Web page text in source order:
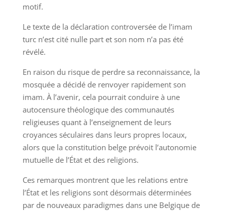
motif.
Le texte de la déclaration controversée de l’imam
turc n’est cité nulle part et son nom n’a pas été
révélé.
En raison du risque de perdre sa reconnaissance, la
mosquée a décidé de renvoyer rapidement son
imam. À l’avenir, cela pourrait conduire à une
autocensure théologique des communautés
religieuses quant à l’enseignement de leurs
croyances séculaires dans leurs propres locaux,
alors que la constitution belge prévoit l’autonomie
mutuelle de l’État et des religions.
Ces remarques montrent que les relations entre
l’État et les religions sont désormais déterminées
par de nouveaux paradigmes dans une Belgique de